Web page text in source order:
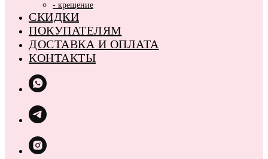
- крещение
СКИДКИ
ПОКУПАТЕЛЯМ
ДОСТАВКА И ОПЛАТА
КОНТАКТЫ